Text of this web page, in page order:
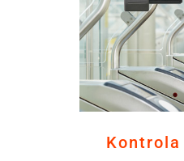
Kontrola